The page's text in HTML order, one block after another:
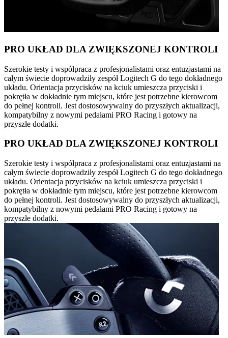
PRO UKŁAD DLA ZWIĘKSZONEJ KONTROLI
Szerokie testy i współpraca z profesjonalistami oraz entuzjastami na
całym świecie doprowadziły zespół Logitech G do tego dokładnego
układu. Orientacja przycisków na kciuk umieszcza przyciski i
pokrętła w dokładnie tym miejscu, które jest potrzebne kierowcom
do pełnej kontroli. Jest dostosowywalny do przyszłych aktualizacji,
kompatybilny z nowymi pedałami PRO Racing i gotowy na
przyszłe dodatki.
PRO UKŁAD DLA ZWIĘKSZONEJ KONTROLI
Szerokie testy i współpraca z profesjonalistami oraz entuzjastami na
całym świecie doprowadziły zespół Logitech G do tego dokładnego
układu. Orientacja przycisków na kciuk umieszcza przyciski i
pokrętła w dokładnie tym miejscu, które jest potrzebne kierowcom
do pełnej kontroli. Jest dostosowywalny do przyszłych aktualizacji,
kompatybilny z nowymi pedałami PRO Racing i gotowy na
przyszłe dodatki.